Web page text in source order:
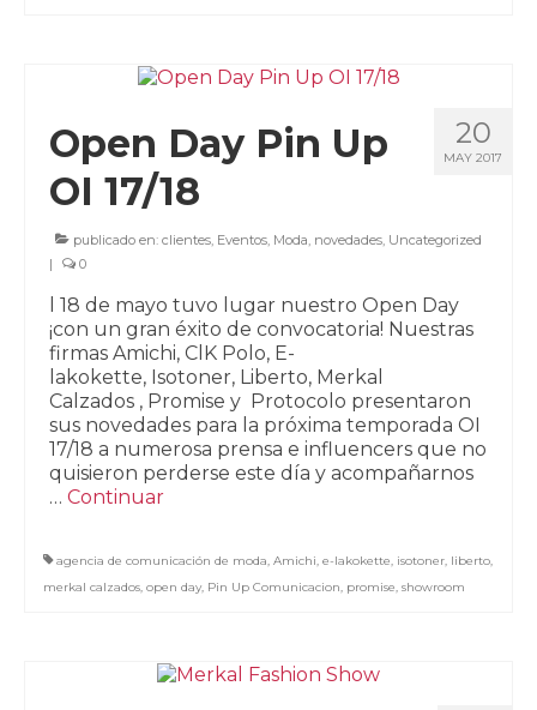
20
MAY 2017
Open Day Pin Up
OI 17/18
publicado en: clientes, Eventos, Moda, novedades, Uncategorized
|
0
l 18 de mayo tuvo lugar nuestro Open Day
¡con un gran éxito de convocatoria! Nuestras
firmas Amichi, ClK Polo, E-
lakokette, Isotoner, Liberto, Merkal
Calzados , Promise y Protocolo presentaron
sus novedades para la próxima temporada OI
17/18 a numerosa prensa e influencers que no
quisieron perderse este día y acompañarnos
… Continuar
agencia de comunicación de moda, Amichi, e-lakokette, isotoner, liberto,
merkal calzados, open day, Pin Up Comunicacion, promise, showroom